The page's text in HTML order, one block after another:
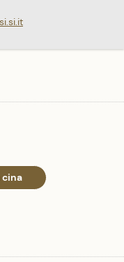
cina